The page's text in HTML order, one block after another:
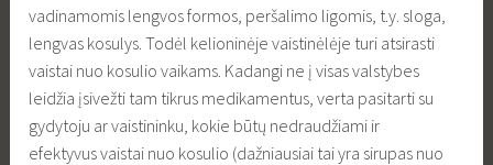
vadinamomis lengvos formos, peršalimo ligomis, t.y. sloga,
lengvas kosulys. Todėl kelioninėje vaistinėlėje turi atsirasti
vaistai nuo kosulio vaikams. Kadangi ne į visas valstybes
leidžia įsivežti tam tikrus medikamentus, verta pasitarti su
gydytoju ar vaistininku, kokie būtų nedraudžiami ir
efektyvus vaistai nuo kosulio (dažniausiai tai yra sirupas nuo